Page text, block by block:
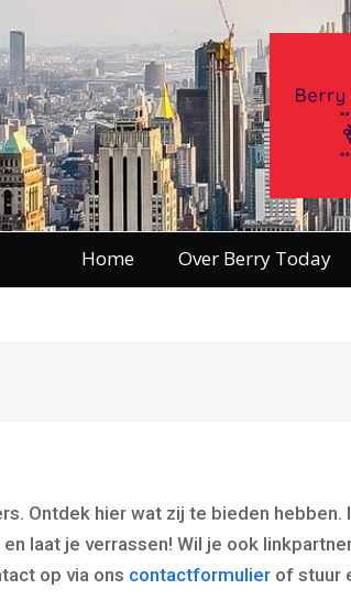
Home Over Berry Today
Ontdek hier wat zij te bieden
laat je verrassen! Wil je ook
op via ons contactformulier of stuur